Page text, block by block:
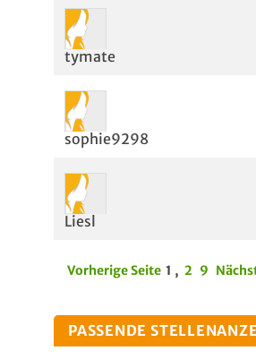
tymate
sophie9298
Liesl
Vorherige Seite 1 , 2 9
PASSENDE